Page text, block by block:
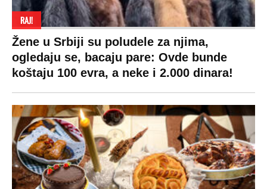
RAJ!
Žene u Srbiji su poludele za njima,
ogledaju se, bacaju pare: Ovde bunde
koštaju 100 evra, a neke i 2.000 dinara!